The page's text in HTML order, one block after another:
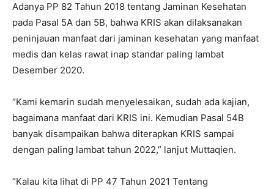
Adanya PP 82 Tahun 2018 tentang Jaminan Kesehatan
pada Pasal 5A dan 5B, bahwa KRIS akan dilaksanakan
peninjauan manfaat dari jaminan kesehatan yang manfaat
medis dan kelas rawat inap standar paling lambat
Desember 2020.
“Kami kemarin sudah menyelesaikan, sudah ada kajian,
bagaimana manfaat dari KRIS ini. Kemudian Pasal 54B
banyak disampaikan bahwa diterapkan KRIS sampai
dengan paling lambat tahun 2022,” lanjut Muttaqien.
“Kalau kita lihat di PP 47 Tahun 2021 Tentang